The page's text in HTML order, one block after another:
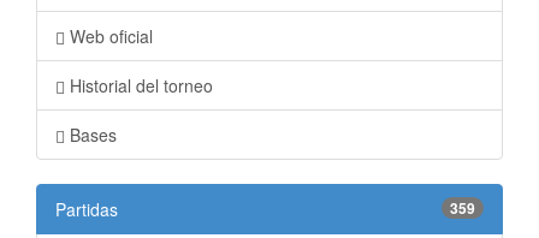
Web oficial
Historial del torneo
Bases
Partidas 359